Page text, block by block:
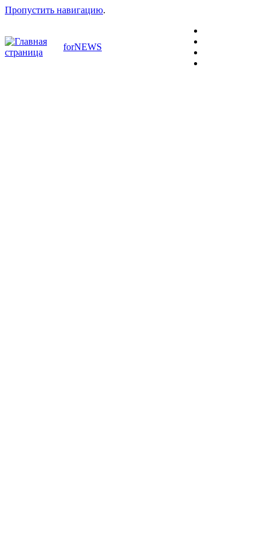
Пропустить навигацию.
forNEWS